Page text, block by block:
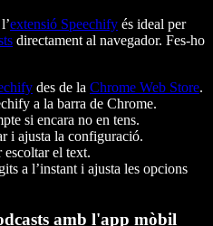
extensió Speechify és ideal per
directament al navegador. Fes-ho
des de la Chrome Web Store.
a la barra de Chrome.
si encara no en tens.
i ajusta la configuració.
el text.
a l’instant i ajusta les opcions
amb l'app mòbil